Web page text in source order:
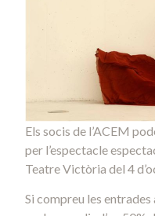
Els socis de l’ACEM
per l’espectacle
Teatre Victòria del 4
Si compreu les